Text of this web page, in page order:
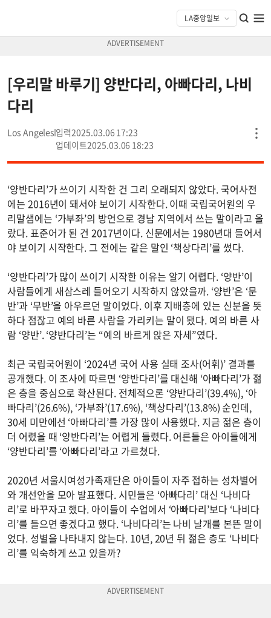
[우리말 바루기] 양반다리, 아빠다리, 나비
다리
Los Angeles
2025.03.06 17:23
2025.03.06 18:23
‘양반다리’가 쓰이기 시작한 건 그리 오래되지 않았다. 국어사전
에는 2016년이 돼서야 보이기 시작한다. 이때 국립국어원의 우
리말샘에는 ‘가부좌’의 방언으로 경남 지역에서 쓰는 말이라고 올
랐다. 표준어가 된 건 2017년이다. 신문에서는 1980년대 들어서
야 보이기 시작한다. 그 전에는 같은 말인 ‘책상다리’를 썼다.
‘양반다리’가 많이 쓰이기 시작한 이유는 알기 어렵다. ‘양반’이
사람들에게 새삼스레 들어오기 시작하지 않았을까. ‘양반’은 ‘문
반’과 ‘무반’을 아우르던 말이었다. 이후 지배층에 있는 신분을 뜻
하다 점잖고 예의 바른 사람을 가리키는 말이 됐다. 예의 바른 사
람 ‘양반’. ‘양반다리’는 “예의 바르게 앉은 자세”였다.
최근 국립국어원이 ‘2024년 국어 사용 실태 조사(어휘)’ 결과를
공개했다. 이 조사에 따르면 ‘양반다리’를 대신해 ‘아빠다리’가 젊
은 층을 중심으로 확산된다. 전체적으론 ‘양반다리’(39.4%), ‘아
빠다리’(26.6%), ‘가부좌’(17.6%), ‘책상다리’(13.8%) 순인데,
30세 미만에선 ‘아빠다리’를 가장 많이 사용했다. 지금 젊은 층이
더 어렸을 때 ‘양반다리’는 어렵게 들렸다. 어른들은 아이들에게
‘양반다리’를 ‘아빠다리’라고 가르쳤다.
2020년 서울시여성가족재단은 아이들이 자주 접하는 성차별어
와 개선안을 모아 발표했다. 시민들은 ‘아빠다리’ 대신 ‘나비다
리’로 바꾸자고 했다. 아이들이 수업에서 ‘아빠다리’보다 ‘나비다
리’를 들으면 좋겠다고 했다. ‘나비다리’는 나비 날개를 본뜬 말이
었다. 성별을 나타내지 않는다. 10년, 20년 뒤 젊은 층도 ‘나비다
리’를 익숙하게 쓰고 있을까?